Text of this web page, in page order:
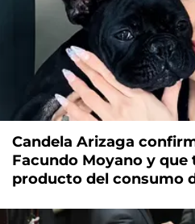
Candela Arizaga
Facundo Moyano y
producto del consumo